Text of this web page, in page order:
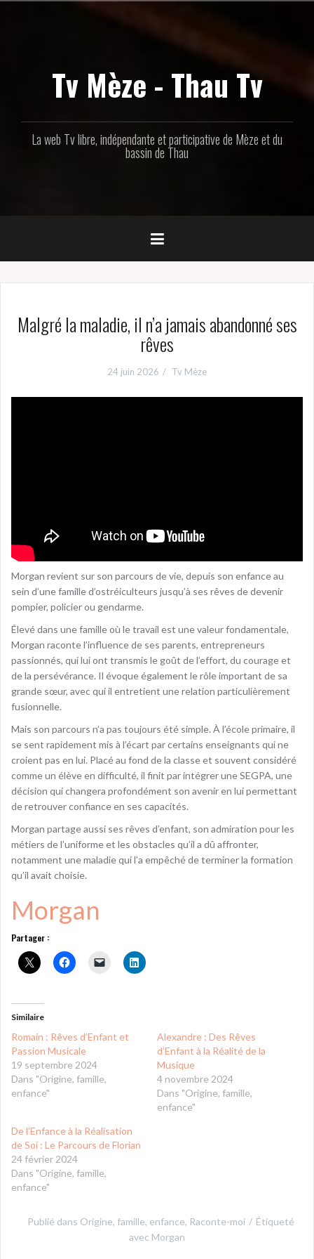
Tv Mèze - Thau Tv
La web Tv libre, indépendante et participative de Mèze et du
bassin de Thau
Malgré la maladie, il n’a jamais abandonné ses
rêves
24 juin 2026 Tv Mèze
Morgan revient sur son parcours de vie, depuis son enfance au
sein d’une famille d’ostréiculteurs jusqu’à ses rêves de devenir
pompier, policier ou gendarme.
Élevé dans une famille où le travail est une valeur fondamentale,
Morgan raconte l’influence de ses parents, entrepreneurs
passionnés, qui lui ont transmis le goût de l’effort, du courage et
de la persévérance. Il évoque également le rôle important de sa
grande sœur, avec qui il entretient une relation particulièrement
fusionnelle.
Mais son parcours n’a pas toujours été simple. À l’école primaire, il
se sent rapidement mis à l’écart par certains enseignants qui ne
croient pas en lui. Placé au fond de la classe et souvent considéré
comme un élève en difficulté, il finit par intégrer une SEGPA, une
décision qui changera profondément son avenir en lui permettant
de retrouver confiance en ses capacités.
Morgan partage aussi ses rêves d’enfant, son admiration pour les
métiers de l’uniforme et les obstacles qu’il a dû affronter,
notamment une maladie qui l’a empêché de terminer la formation
qu’il avait choisie.
Morgan
Partager :
Similaire
Romain : Rêves d’Enfant et
Passion Musicale
19 septembre 2024
Dans "Origine, famille,
enfance"
Alexandre : Des Rêves
d’Enfant à la Réalité de la
Musique
4 novembre 2024
Dans "Origine, famille,
enfance"
De l’Enfance à la Réalisation
de Soi : Le Parcours de Florian
24 février 2024
Dans "Origine, famille,
enfance"
Publié dans Origine, famille, enfance, Raconte-moi
Étiqueté
avec Morgan